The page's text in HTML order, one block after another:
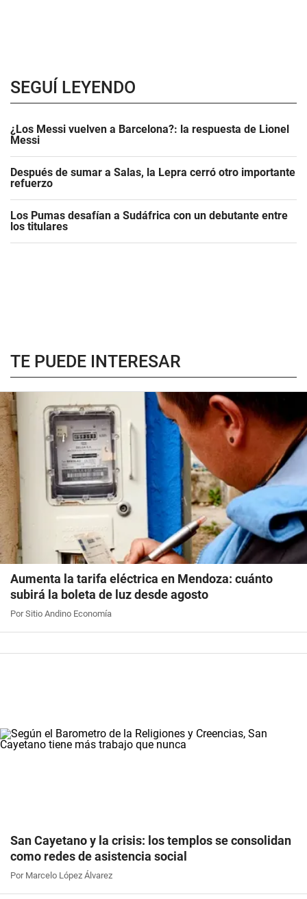
SEGUÍ LEYENDO
¿Los Messi vuelven a Barcelona?: la respuesta de Lionel
Messi
Después de sumar a Salas, la Lepra cerró otro importante
refuerzo
Los Pumas desafían a Sudáfrica con un debutante entre
los titulares
TE PUEDE INTERESAR
Aumenta la tarifa eléctrica en Mendoza: cuánto
subirá la boleta de luz desde agosto
Por Sitio Andino Economía
San Cayetano y la crisis: los templos se consolidan
como redes de asistencia social
Por Marcelo López Álvarez